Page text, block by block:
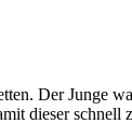
Der
dieser schnell